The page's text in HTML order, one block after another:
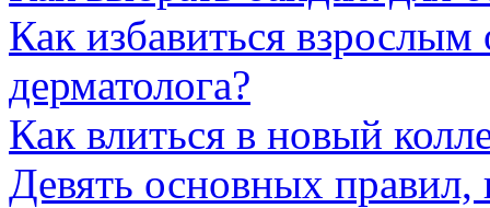
Как избавиться
дерматолога?
Как влиться в новый
Девять основных